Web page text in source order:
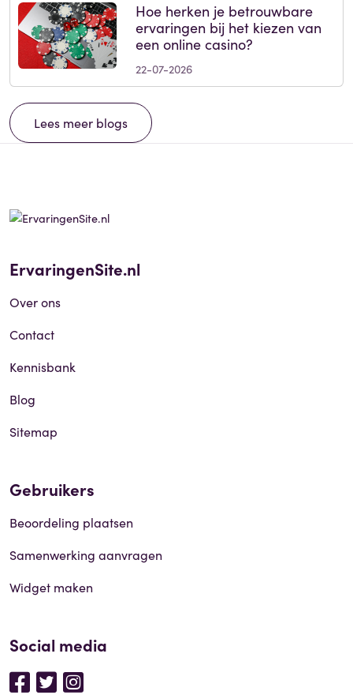
Hoe herken je betrouwbare
ervaringen bij het kiezen van
een online casino?
22-07-2026
Lees meer blogs
ErvaringenSite.nl
Over ons
Contact
Kennisbank
Blog
Sitemap
Gebruikers
Beoordeling plaatsen
Samenwerking aanvragen
Widget maken
Social media